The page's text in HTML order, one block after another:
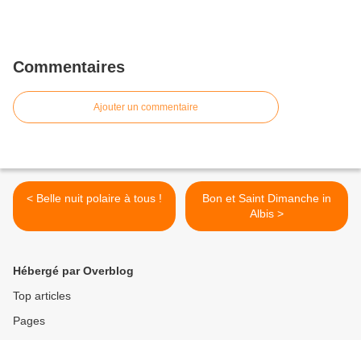
Commentaires
Ajouter un commentaire
< Belle nuit polaire à tous !
Bon et Saint Dimanche in
Albis >
Hébergé par Overblog
Top articles
Pages